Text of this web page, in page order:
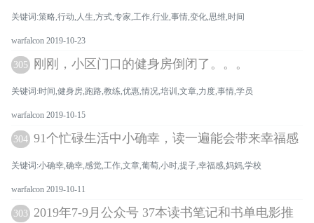
关键词:策略,行动,人生,方式,专家,工作,行业,事情,变化,思维,时间
warfalcon 2019-10-23
305 刚刚，小区门口的健身房倒闭了。。。
关键词:时间,健身房,跑路,教练,优惠,情况,培训,文章,力度,事情,学员
warfalcon 2019-10-15
304 91个忙碌生活中小确幸，读一遍能会带来幸福感
关键词:小确幸,确幸,感觉,工作,文章,葡萄,小时,提子,幸福感,妈妈,学校
warfalcon 2019-10-11
303 2019年7-9月公众号 37本读书笔记和书单电影推